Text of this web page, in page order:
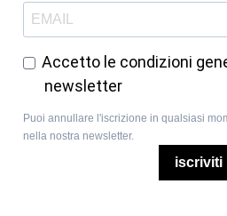
Accetto le condizioni
newsletter
Puoi annullare l'iscrizione in qualsiasi
nella nostra newsletter.
iscriviti